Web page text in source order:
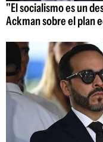
"El socialismo es un
Ackman sobre el plan